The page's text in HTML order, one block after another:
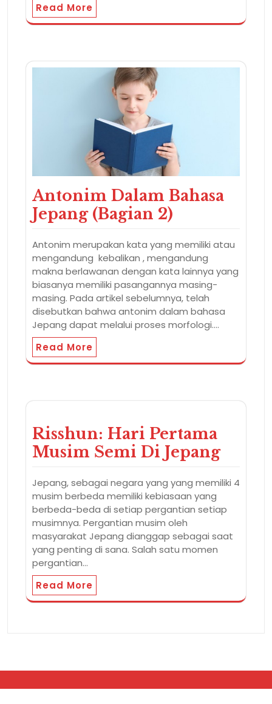
Read More
Antonim Dalam Bahasa
Jepang (Bagian 2)
Antonim merupakan kata yang memiliki atau
mengandung kebalikan , mengandung
makna berlawanan dengan kata lainnya yang
biasanya memiliki pasangannya masing-
masing. Pada artikel sebelumnya, telah
disebutkan bahwa antonim dalam bahasa
Jepang dapat melalui proses morfologi.…
Read More
Risshun: Hari Pertama
Musim Semi Di Jepang
Jepang, sebagai negara yang yang memiliki 4
musim berbeda memiliki kebiasaan yang
berbeda-beda di setiap pergantian setiap
musimnya. Pergantian musim oleh
masyarakat Jepang dianggap sebagai saat
yang penting di sana. Salah satu momen
pergantian…
Read More